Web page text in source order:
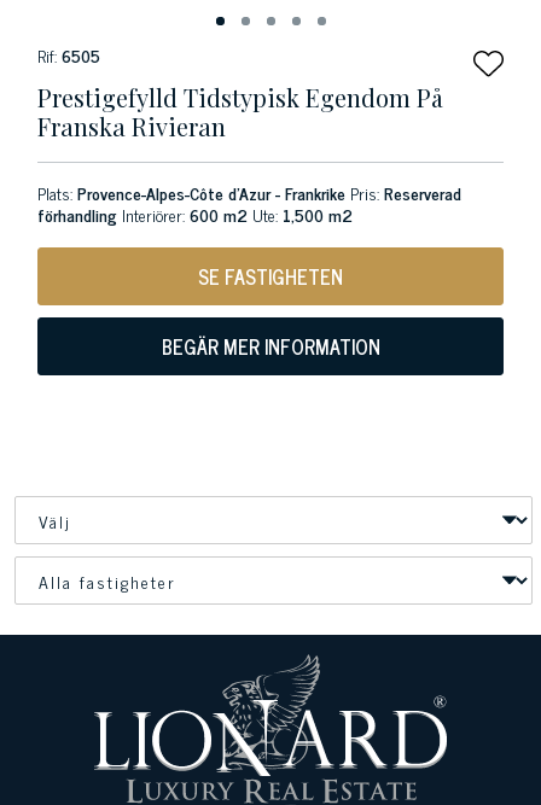
Rif:6505
Prestigefylld Tidstypisk Egendom På
Franska Rivieran
Plats:Provence-Alpes-Côte d'Azur - Frankrike Pris:Reserverad
förhandling Interiörer:600 m2 Ute: 1,500 m2
SE FASTIGHETEN
BEGÄR MER INFORMATION